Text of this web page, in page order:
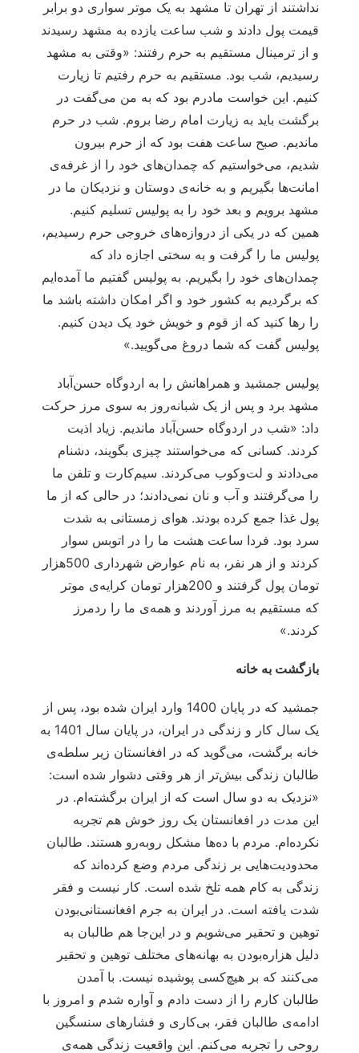
نداشتند از تهران تا مشهد به یک موتر سواری دو برابر
قیمت پول دادند و شب ساعت یازده به مشهد رسیدند
و از ترمینال مستقیم به حرم رفتند: «وقتی به مشهد
رسیدیم، شب بود. مستقیم به حرم رفتیم تا زیارت
کنیم. این خواست مادرم بود که به من می‌گفت در
برگشت باید به زیارت امام رضا بروم. شب در حرم
ماندیم. صبح ساعت هفت بود که از حرم بیرون
شدیم، می‌خواستیم که چمدان‌های خود را از غرفه‌ی
امانت‌ها بگیریم و به خانه‌ی دوستان و نزدیکان ما در
مشهد برویم و بعد خود را به پولیس تسلیم کنیم.
همین که در یکی از دروازه‌های خروجی حرم رسیدیم،
پولیس ما را گرفت و به سختی اجازه داد که
چمدان‌های خود را بگیریم. به پولیس گفتیم ما آمده‌ایم
که برگردیم به کشور خود و اگر امکان داشته باشد ما
را رها کنید که از قوم و خویش خود یک دیدن کنیم.
پولیس گفت که شما دروغ می‌گویید.»
پولیس جمشید و همراهانش را به اردوگاه حسن‌آباد
مشهد برد و پس از یک شبانه‌روز به سوی مرز حرکت
داد: «شب در اردوگاه حسن‌آباد ماندیم. زیاد اذیت
کردند. کسانی که می‌خواستند چیزی بگویند، دشنام
می‌دادند و لت‌وکوب می‌کردند. سیم‌کارت و تلفن ما
را می‌گرفتند و آب و نان نمی‌دادند؛ در حالی که از ما
پول غذا جمع کرده بودند. هوای زمستانی به شدت
سرد بود. فردا ساعت هشت ما را در اتوبس سوار
کردند و از هر نفر، به نام عوارض شهرداری 500هزار
تومان پول گرفتند و 200هزار تومان کرایه‌ی موتر
که مستقیم به مرز آوردند و همه‌ی ما را ردمرز
کردند.»
بازگشت به خانه
جمشید که در پایان 1400 وارد ایران شده بود، پس از
یک سال کار و زندگی در ایران، در پایان سال 1401 به
خانه برگشت، می‌گوید که در افغانستان زیر سلطه‌ی
طالبان زندگی بیش‌تر از هر وقتی دشوار شده است:
«نزدیک به دو سال است که از ایران برگشته‌ام. در
این مدت در افغانستان یک روز خوش هم تجربه
نکرده‌ام. مردم با ده‌ها مشکل روبه‌رو هستند. طالبان
محدودیت‌هایی بر زندگی مردم وضع کرده‌اند که
زندگی به کام همه تلخ شده است. کار نیست و فقر
شدت یافته است. در ایران به جرم افغانستانی‌بودن
توهین و تحقیر می‌شویم و در این‌جا هم طالبان به
دلیل هزاره‌بودن به بهانه‌های مختلف توهین و تحقیر
می‌کنند که بر هیچ‌کسی پوشیده نیست. با آمدن
طالبان کارم را از دست دادم و آواره شدم و امروز با
ادامه‌ی طالبان فقر، بی‌کاری و فشارهای سنسگین
روحی را تجربه می‌کنم. این واقعیت زندگی همه‌ی